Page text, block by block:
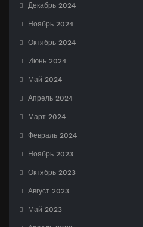
Декабрь 2024
Ноябрь 2024
Октябрь 2024
Июнь 2024
Май 2024
Апрель 2024
Март 2024
Февраль 2024
Ноябрь 2023
Октябрь 2023
Август 2023
Май 2023